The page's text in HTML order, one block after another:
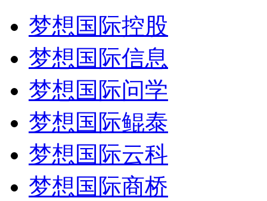
梦想国际控股
梦想国际信息
梦想国际问学
梦想国际鲲泰
梦想国际云科
梦想国际商桥